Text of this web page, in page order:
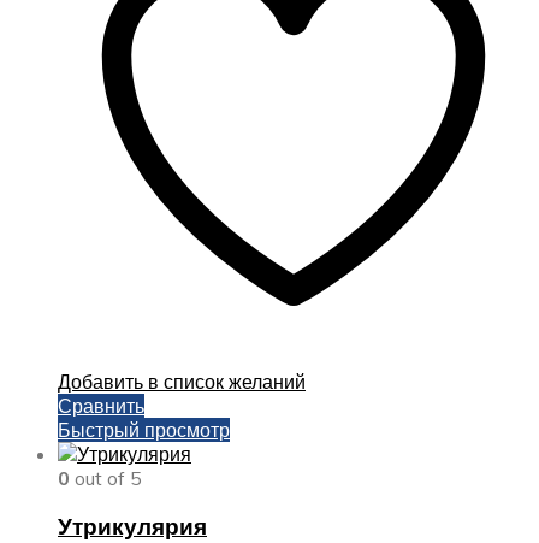
Добавить в список желаний
Сравнить
Быстрый просмотр
0 out of 5
Утрикулярия